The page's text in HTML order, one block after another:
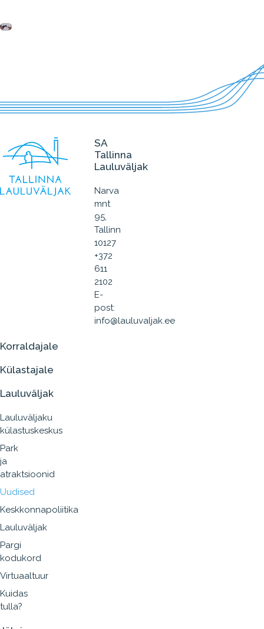
SA
Tallinna
Lauluväljak
Narva
mnt
95,
Tallinn
10127
+372
611
2102
E-
post:
info@lauluvaljak.ee
Korraldajale
Külastajale
Lauluväljak
Lauluväljaku
külastuskeskus
Park
ja
atraktsioonid
Uudised
Keskkonnapoliitika
Lauluväljak
Pargi
kodukord
Virtuaaltuur
Kuidas
tulla?